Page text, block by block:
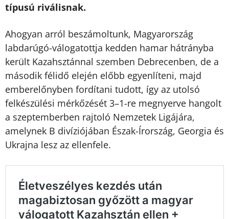
típusú riválisnak.
Ahogyan arról beszámoltunk, Magyarország
labdarúgó-válogatottja kedden hamar hátrányba
került Kazahsztánnal szemben Debrecenben, de a
második félidő elején előbb egyenlíteni, majd
emberelőnyben fordítani tudott, így az utolsó
felkészülési mérkőzését 3–1-re megnyerve hangolt
a szeptemberben rajtoló Nemzetek Ligájára,
amelynek B divíziójában Észak-Írország, Georgia és
Ukrajna lesz az ellenfele.